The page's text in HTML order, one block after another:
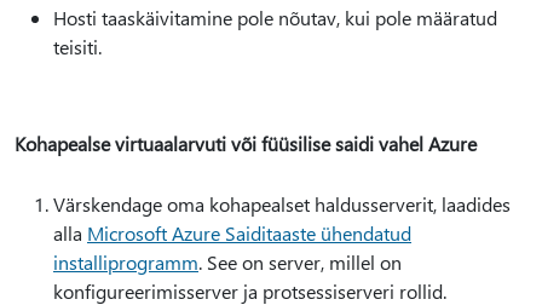
Hosti taaskäivitamine pole nõutav, kui pole määratud
teisiti.
Kohapealse virtuaalarvuti või füüsilise saidi vahel Azure
Värskendage oma kohapealset haldusserverit, laadides
alla Microsoft Azure Saiditaaste ühendatud
installiprogramm. See on server, millel on
konfigureerimisserver ja protsessiserveri rollid.